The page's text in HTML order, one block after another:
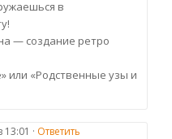
в
— создание ретро
или «Родственные узы и
13:01 · Ответить